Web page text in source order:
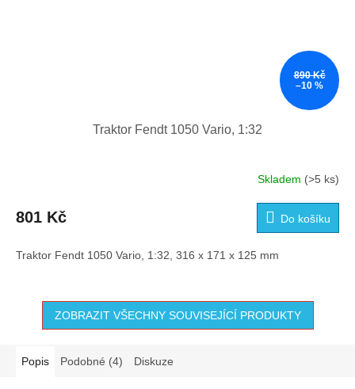
890 Kč
–10 %
Traktor Fendt 1050 Vario, 1:32
produktu
je
z
Skladem (>5 ks)
801 Kč Do košíku
Traktor Fendt 1050 Vario, 1:32, 316 x 171 x 125 mm
ZOBRAZIT VŠECHNY SOUVISEJÍCÍ PRODUKTY
Popis Podobné (4) Diskuze